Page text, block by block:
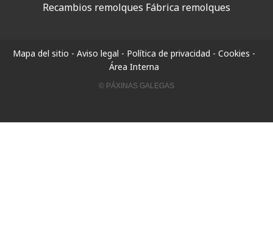
Recambios remolques Fábrica remolques
Mapa del sitio - Aviso legal - Política de privacidad - Cookies -
Área Interna
© PÁXINAS GALEGAS